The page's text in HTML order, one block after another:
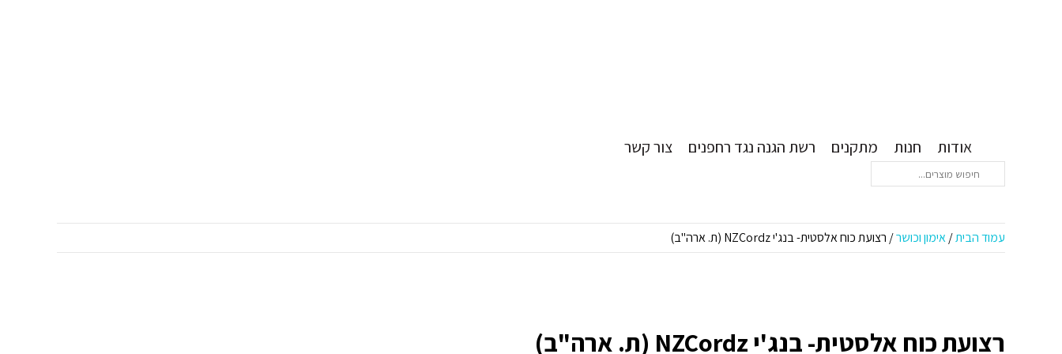
אודות חנות מתקנים רשת הגנה נגד רחפנים צור קשר
חיפוש
עמוד הבית/אימון וכושר/ רצועת כוח אלסטית- בנג'י NZCordz (ת. ארה"ב)
רצועת כוח אלסטית- בנג'י NZCordz (ת. ארה"ב)